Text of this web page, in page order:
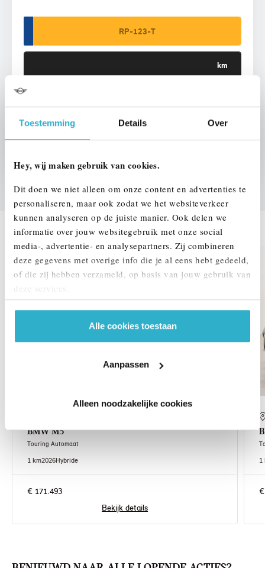
Toestemming Details Over
Hey, wij maken gebruik van cookies.
Dit doen we niet alleen om onze content en advertenties te
personaliseren, maar ook zodat we het websiteverkeer
kunnen analyseren op de juiste manier. Ook delen we
informatie over jouw websitegebruik met onze social
media-, advertentie- en analysepartners. Zij combineren
deze gegevens met overige info die je al eens hebt gedeeld,
of die zij hebben verzameld, op basis van jouw gebruik van
deze services.
Alle cookies toestaan
Aanpassen
Alleen noodzakelijke cookies
DEZE ZIJN VERGELIJKBAAR
BMW M5
Touring Automaat
1 km2026Hybride
€ 171.493
Bekijk details
1